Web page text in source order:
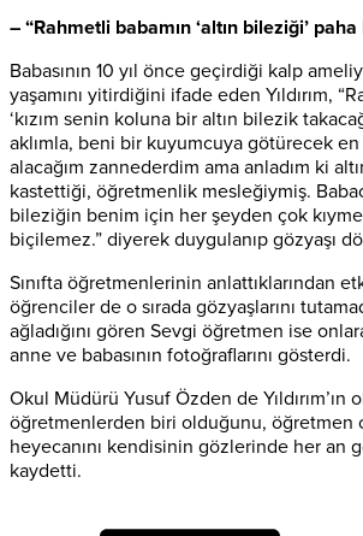
– “Rahmetli babamın ‘altın bileziği’
Babasının 10 yıl önce geçirdiği kalp
yaşamını yitirdiğini ifade eden Yıldırım,
‘kızım senin koluna bir altın bilezik
aklımla, beni bir kuyumcuya götürecek
alacağım zannederdim ama anladım ki
kastettiği, öğretmenlik mesleğiymiş.
bileziğin benim için her şeyden çok
biçilemez.” diyerek duygulanıp gözyaşı
Sınıfta öğretmenlerinin anlattıklarından
öğrenciler de o sırada gözyaşlarını
ağladığını gören Sevgi öğretmen ise
anne ve babasının fotoğraflarını gösterdi.
Okul Müdürü Yusuf Özden de Yıldırım’ın
öğretmenlerden biri olduğunu, öğretmen
heyecanını kendisinin gözlerinde her an
kaydetti.